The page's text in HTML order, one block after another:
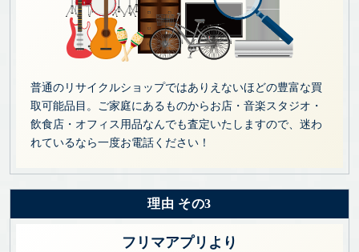
普通のリサイクルショップではありえないほどの豊富な買
取可能品目。ご家庭にあるものからお店・音楽スタジオ・
飲食店・オフィス用品なんでも査定いたしますので、迷わ
れているなら一度お電話ください！
理由 その3
フリマアプリより